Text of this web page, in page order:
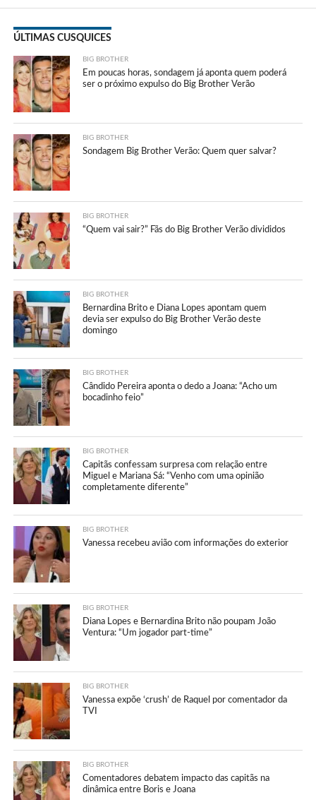
ÚLTIMAS CUSQUICES
BIG BROTHER
Em poucas horas, sondagem já aponta quem poderá
ser o próximo expulso do Big Brother Verão
BIG BROTHER
Sondagem Big Brother Verão: Quem quer salvar?
BIG BROTHER
“Quem vai sair?” Fãs do Big Brother Verão divididos
BIG BROTHER
Bernardina Brito e Diana Lopes apontam quem
devia ser expulso do Big Brother Verão deste
domingo
BIG BROTHER
Cândido Pereira aponta o dedo a Joana: “Acho um
bocadinho feio”
BIG BROTHER
Capitãs confessam surpresa com relação entre
Miguel e Mariana Sá: “Venho com uma opinião
completamente diferente”
BIG BROTHER
Vanessa recebeu avião com informações do exterior
BIG BROTHER
Diana Lopes e Bernardina Brito não poupam João
Ventura: “Um jogador part-time”
BIG BROTHER
Vanessa expõe ‘crush’ de Raquel por comentador da
TVI
BIG BROTHER
Comentadores debatem impacto das capitãs na
dinâmica entre Boris e Joana